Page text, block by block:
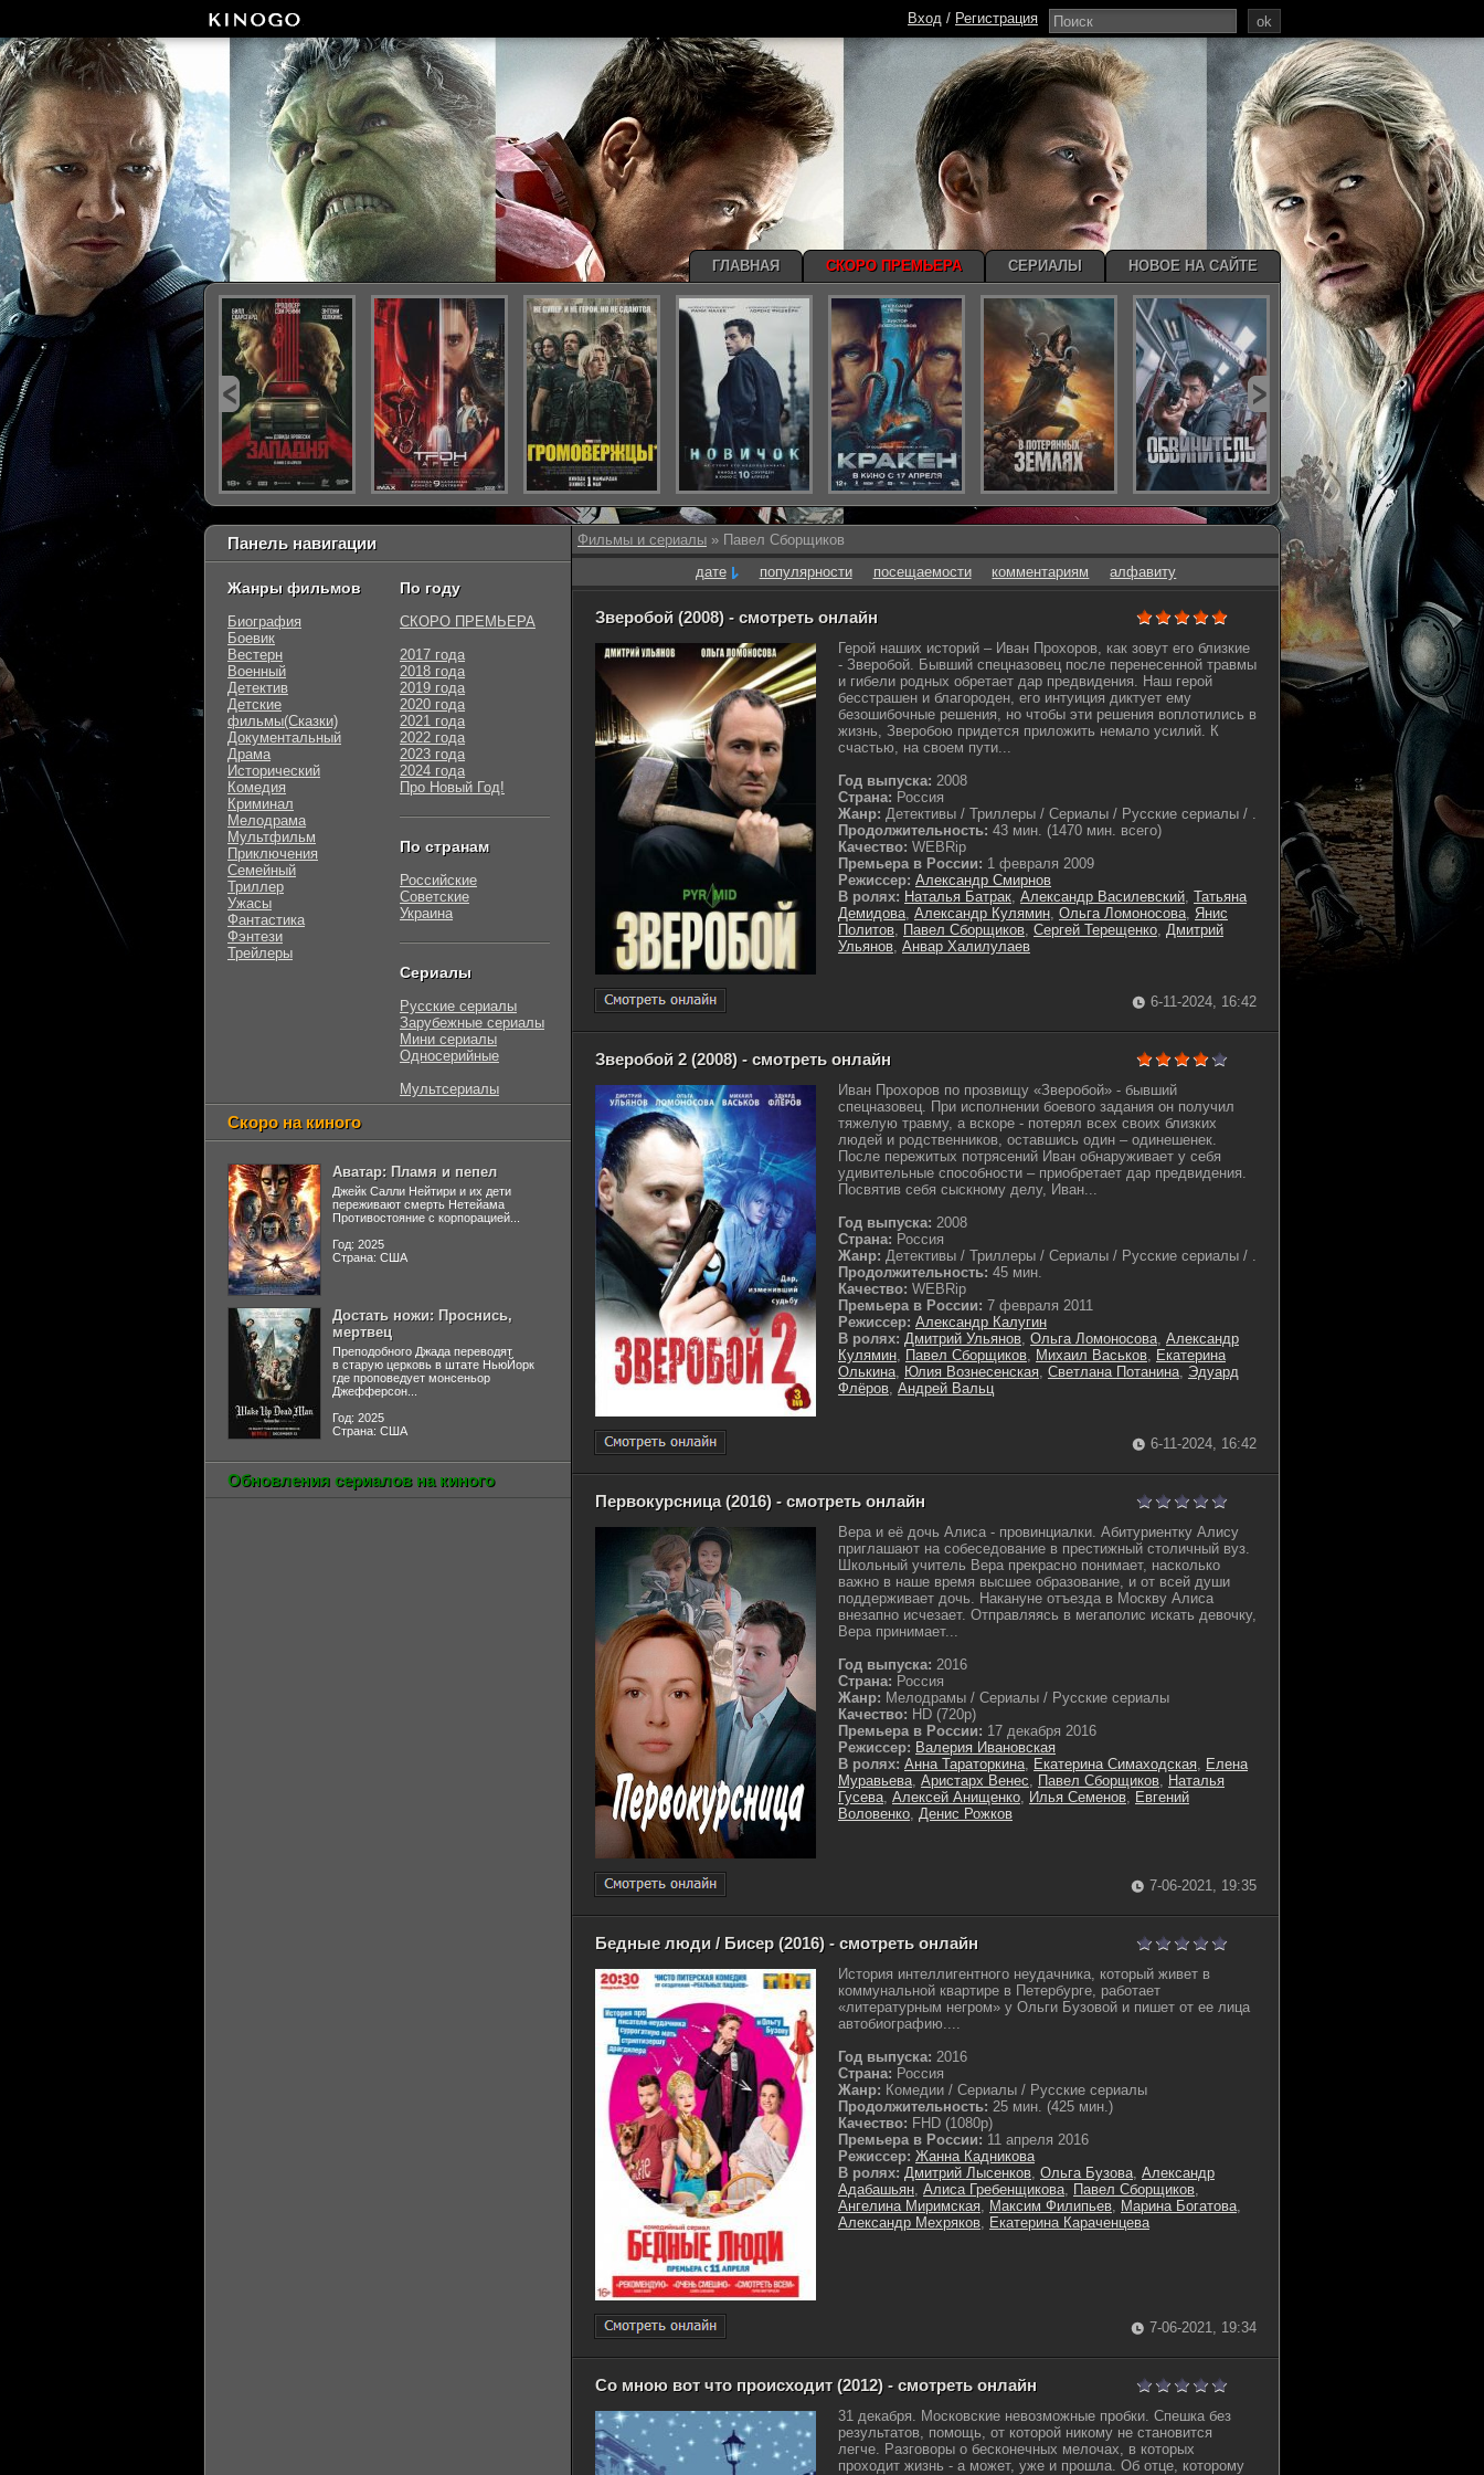
Фильмы и сериалы » Павел Сборщиков
дате
популярности посещаемости комментариям алфавиту
Зверобой (2008) - смотреть онлайн
Герой наших историй – Иван Прохоров, как зовут его близкие
- Зверобой. Бывший спецназовец после перенесенной травмы
и гибели родных обретает дар предвидения. Наш герой
бесстрашен и благороден, его интуиция диктует ему
безошибочные решения, но чтобы эти решения воплотились в
жизнь, Зверобою придется приложить немало усилий. К
счастью, на своем пути...
Год выпуска: 2008
Страна: Россия
Жанр: Детективы / Триллеры / Сериалы / Русские сериалы / .
Продолжительность: 43 мин. (1470 мин. всего)
Качество: WEBRip
Премьера в России: 1 февраля 2009
Режиссер: Александр Смирнов
В ролях: Наталья Батрак, Александр Василевский, Татьяна
Демидова, Александр Кулямин, Ольга Ломоносова, Янис
Политов, Павел Сборщиков, Сергей Терещенко, Дмитрий
Ульянов, Анвар Халилулаев
6-11-2024, 16:42
Зверобой 2 (2008) - смотреть онлайн
Иван Прохоров по прозвищу «Зверобой» - бывший
спецназовец. При исполнении боевого задания он получил
тяжелую травму, а вскоре - потерял всех своих близких
людей и родственников, оставшись один – одинешенек.
После пережитых потрясений Иван обнаруживает у себя
удивительные способности – приобретает дар предвидения.
Посвятив себя сыскному делу, Иван...
Год выпуска: 2008
Страна: Россия
Жанр: Детективы / Триллеры / Сериалы / Русские сериалы / .
Продолжительность: 45 мин.
Качество: WEBRip
Премьера в России: 7 февраля 2011
Режиссер: Александр Калугин
В ролях: Дмитрий Ульянов, Ольга Ломоносова, Александр
Кулямин, Павел Сборщиков, Михаил Васьков, Екатерина
Олькина, Юлия Вознесенская, Светлана Потанина, Эдуард
Флёров, Андрей Вальц
6-11-2024, 16:42
Первокурсница (2016) - смотреть онлайн
Вера и её дочь Алиса - провинциалки. Абитуриентку Алису
приглашают на собеседование в престижный столичный вуз.
Школьный учитель Вера прекрасно понимает, насколько
важно в наше время высшее образование, и от всей души
поддерживает дочь. Накануне отъезда в Москву Алиса
внезапно исчезает. Отправляясь в мегаполис искать девочку,
Вера принимает...
Год выпуска: 2016
Страна: Россия
Жанр: Мелодрамы / Сериалы / Русские сериалы
Качество: HD (720p)
Премьера в России: 17 декабря 2016
Режиссер: Валерия Ивановская
В ролях: Анна Тараторкина, Екатерина Симаходская, Елена
Муравьева, Аристарх Венес, Павел Сборщиков, Наталья
Гусева, Алексей Анищенко, Илья Семенов, Евгений
Воловенко, Денис Рожков
7-06-2021, 19:35
Бедные люди / Бисер (2016) - смотреть онлайн
История интеллигентного неудачника, который живет в
коммунальной квартире в Петербурге, работает
«литературным негром» у Ольги Бузовой и пишет от ее лица
автобиографию....
Год выпуска: 2016
Страна: Россия
Жанр: Комедии / Сериалы / Русские сериалы
Продолжительность: 25 мин. (425 мин.)
Качество: FHD (1080p)
Премьера в России: 11 апреля 2016
Режиссер: Жанна Кадникова
В ролях: Дмитрий Лысенков, Ольга Бузова, Александр
Адабашьян, Алиса Гребенщикова, Павел Сборщиков,
Ангелина Миримская, Максим Филипьев, Марина Богатова,
Александр Мехряков, Екатерина Караченцева
7-06-2021, 19:34
Со мною вот что происходит (2012) - смотреть онлайн
31 декабря. Московские невозможные пробки. Спешка без
результатов, помощь, от которой никому не становится
легче. Разговоры о бесконечных мелочах, в которых
проходит жизнь - а может, уже и прошла. Об отце, которому
Панель навигации
Жанры фильмов
Биография
Боевик
Вестерн
Военный
Детектив
Детские
фильмы(Сказки)
Документальный
Драма
Исторический
Комедия
Криминал
Мелодрама
Мультфильм
Приключения
Семейный
Триллер
Ужасы
Фантастика
Фэнтези
Трейлеры
По году
СКОРО ПРЕМЬЕРА
2017 года
2018 года
2019 года
2020 года
2021 года
2022 года
2023 года
2024 года
Про Новый Год!
По странам
Российские
Советские
Украина
Сериалы
Русские сериалы
Зарубежные сериалы
Мини сериалы
Односерийные
Мультсериалы
Скоро на киного
Аватар: Пламя и пепел
Джейк Салли Нейтири и их дети
переживают смерть Нетейама
Противостояние с корпорацией...
Год: 2025
Страна: США
Достать ножи: Проснись,
мертвец
Преподобного Джада переводят
в старую церковь в штате НьюЙорк
где проповедует монсеньор
Джефферсон...
Год: 2025
Страна: США
Обновления сериалов на киного
ok
Вход / Регистрация
ГЛАВНАЯ СКОРО ПРЕМЬЕРА СЕРИАЛЫ НОВОЕ НА САЙТЕ